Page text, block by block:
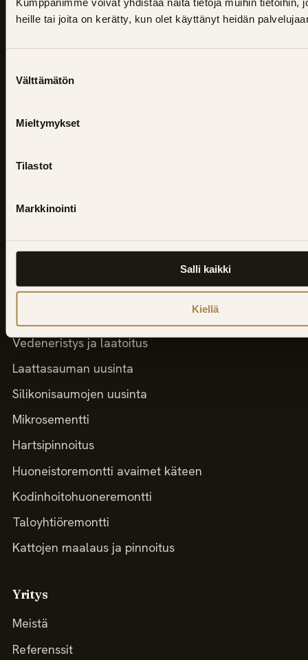
heille tai joita on kerätty, kun olet käyttänyt heidän
valinta
Välttämätön
Mieltymykset
Tilastot
Markkinointi
Salli kaikki
Kiellä
Turussa ja Varsinais-Suomessa – täydet
remontit, mikrosementti, hartsipinnoitus ja
huollot.
040 196 0482
Palvelut
WC-remontti
Vedeneristys ja laatoitus
Laattasauman uusinta
Silikonisaumojen uusinta
Mikrosementti
Hartsipinnoitus
Huoneistoremontti avaimet käteen
Kodinhoitohuoneremontti
Taloyhtiöremontti
Kattojen maalaus ja pinnoitus
Yritys
Meistä
Referenssit